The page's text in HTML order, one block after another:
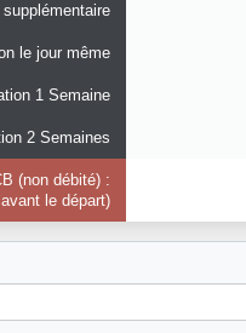
supplémentaire
le jour même
1 Semaine
2 Semaines
(non débité) :
le départ)